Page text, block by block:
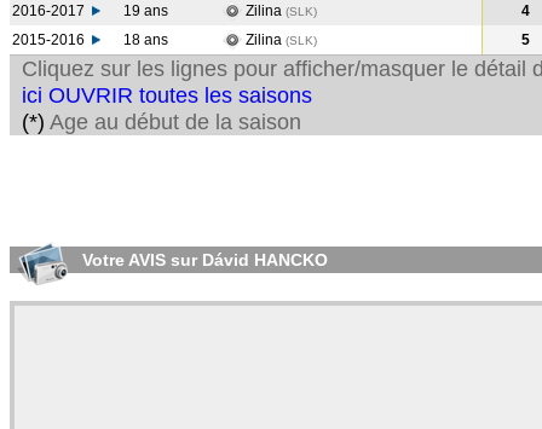
2016-2017
19 ans Zilina (SLK)
4
2015-2016
18 ans Zilina (SLK) 5
Cliquez sur les lignes pour afficher/masquer le détail
ici OUVRIR toutes les saisons
(*) Age au début de la saison
Votre AVIS sur Dávid HANCKO